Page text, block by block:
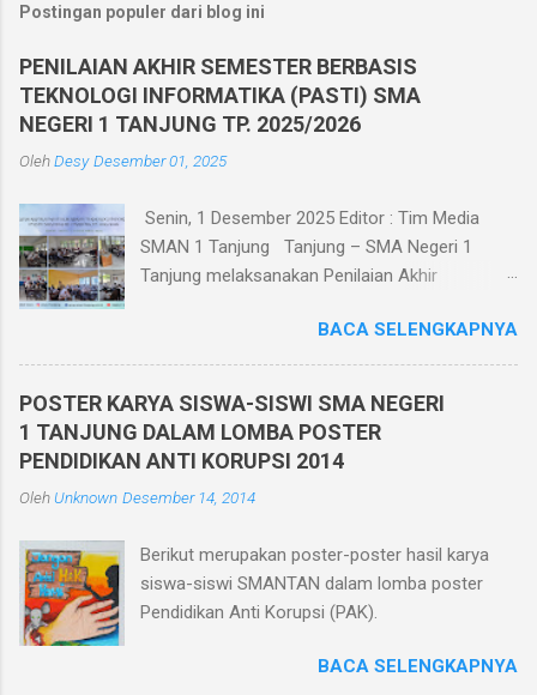
Postingan populer dari blog ini
PENILAIAN AKHIR SEMESTER BERBASIS
TEKNOLOGI INFORMATIKA (PASTI) SMA
NEGERI 1 TANJUNG TP. 2025/2026
OlehDesy Desember 01, 2025
Senin, 1 Desember 2025 Editor : Tim Media
SMAN 1 Tanjung Tanjung – SMA Negeri 1
Tanjung melaksanakan Penilaian Akhir
teknologi informatika pada tanggal 1 - 6
Desember 2025. Penilaian Akhir Semester
Berbasis Teknologi Informatika ini diikuti oleh
seluruh siswa kelas X, XI, dan XII di kelasnya
masing-masing yang berjumlah 30 ruang.
Teknologi Informatika ini dilaksanakan dalam
peserta ujian menggunakan HP. Dan bagi siswa
yang tidak memiliki HP sekolah memfasilitasi
dengan menggunakan komputer di ruang
Penilaian Akhir Semester berbasis teknologi
BACA SELENGKAPNYA
POSTER KARYA SISWA-SISWI SMA NEGERI
1 TANJUNG DALAM LOMBA POSTER
PENDIDIKAN ANTI KORUPSI 2014
OlehUnknown Desember 14, 2014
Berikut merupakan poster-poster hasil karya
siswa-siswi SMANTAN dalam lomba poster
Pendidikan Anti Korupsi (PAK).
BACA SELENGKAPNYA